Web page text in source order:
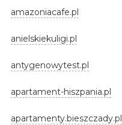
amazoniacafe.pl
anielskiekuligi.pl
antygenowytest.pl
apartament-hiszpania.pl
apartamenty.bieszczady.pl